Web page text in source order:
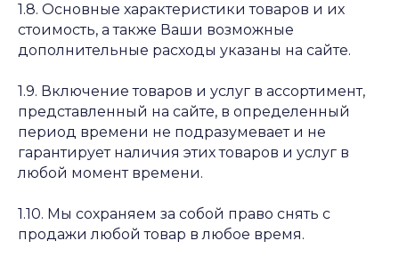
1.8. Основные характеристики товаров и их
стоимость, а также Ваши возможные
дополнительные расходы указаны на сайте.
1.9. Включение товаров и услуг в ассортимент,
представленный на сайте, в определенный
период времени не подразумевает и не
гарантирует наличия этих товаров и услуг в
любой момент времени.
1.10. Мы сохраняем за собой право снять с
продажи любой товар в любое время.